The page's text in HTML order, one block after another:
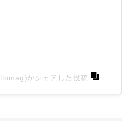
がシェアした投稿